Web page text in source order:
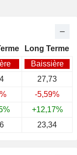
Long Terme
Baissière
27,73
-5,59%
+12,17%
23,34